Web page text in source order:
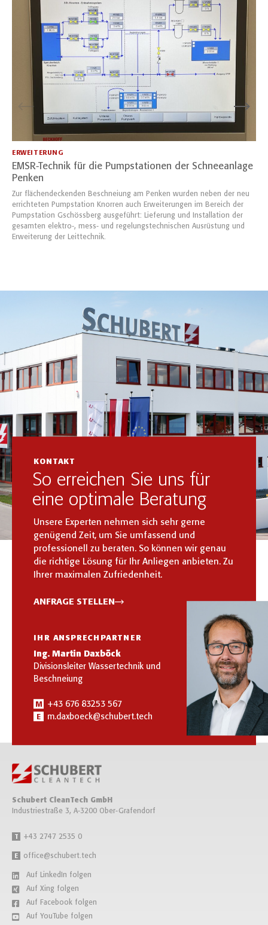
ERWEITERUNG
EMSR-Technik für die Pumpstationen der Schneeanlage
Penken
Zur flächendeckenden Beschneiung am Penken wurden neben der neu
errichteten Pumpstation Knorren auch Erweiterungen im Bereich der
Pumpstation Gschössberg ausgeführt: Lieferung und Installation der
gesamten elektro-, mess- und regelungstechnischen Ausrüstung und
Erweiterung der Leittechnik.
KONTAKT
So erreichen Sie uns für
eine optimale Beratung
Unsere Experten nehmen sich sehr gerne
genügend Zeit, um Sie umfassend und
professionell zu beraten. So können wir genau
die richtige Lösung für Ihr Anliegen anbieten. Zu
Ihrer maximalen Zufriedenheit.
ANFRAGE STELLEN
IHR ANSPRECHPARTNER
Ing. Martin Daxböck
Divisionsleiter Wassertechnik und
Beschneiung
M +43 676 83253 567
E m.daxboeck@schubert.tech
Schubert CleanTech GmbH
Industriestraße 3, A-3200 Ober-Grafendorf
T +43 2747 2535 0
E office@schubert.tech
Auf LinkedIn folgen
Auf Xing folgen
Auf Facebook folgen
Auf YouTube folgen